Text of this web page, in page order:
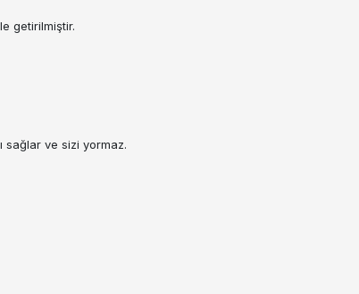
getirilmiştir.
sağlar ve sizi yormaz.